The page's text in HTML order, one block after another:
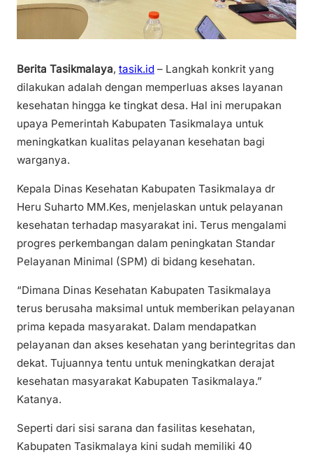
Berita Tasikmalaya, tasik.id – Langkah konkrit yang
dilakukan adalah dengan memperluas akses layanan
kesehatan hingga ke tingkat desa. Hal ini merupakan
upaya Pemerintah Kabupaten Tasikmalaya untuk
meningkatkan kualitas pelayanan kesehatan bagi
warganya.
Kepala Dinas Kesehatan Kabupaten Tasikmalaya dr
Heru Suharto MM.Kes, menjelaskan untuk pelayanan
kesehatan terhadap masyarakat ini. Terus mengalami
progres perkembangan dalam peningkatan Standar
Pelayanan Minimal (SPM) di bidang kesehatan.
“Dimana Dinas Kesehatan Kabupaten Tasikmalaya
terus berusaha maksimal untuk memberikan pelayanan
prima kepada masyarakat. Dalam mendapatkan
pelayanan dan akses kesehatan yang berintegritas dan
dekat. Tujuannya tentu untuk meningkatkan derajat
kesehatan masyarakat Kabupaten Tasikmalaya.”
Katanya.
Seperti dari sisi sarana dan fasilitas kesehatan,
Kabupaten Tasikmalaya kini sudah memiliki 40